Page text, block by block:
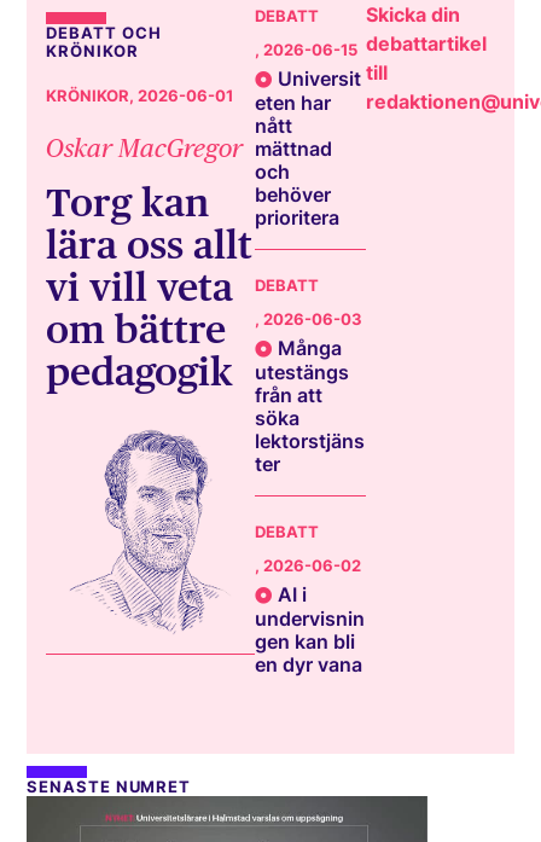
DEBATT OCH
KRÖNIKOR
KRÖNIKOR, 2026-06-01
Oskar MacGregor
Torg kan
lära oss allt
vi vill veta
om bättre
pedagogik
DEBATT
, 2026-06-15
Universit
eten har
nått
mättnad
och
behöver
prioritera
DEBATT
, 2026-06-03
Många
utestängs
från att
söka
lektorstjäns
ter
DEBATT
, 2026-06-02
AI i
undervisnin
gen kan bli
en dyr vana
Skicka din
debattartikel
till
SENASTE NUMRET